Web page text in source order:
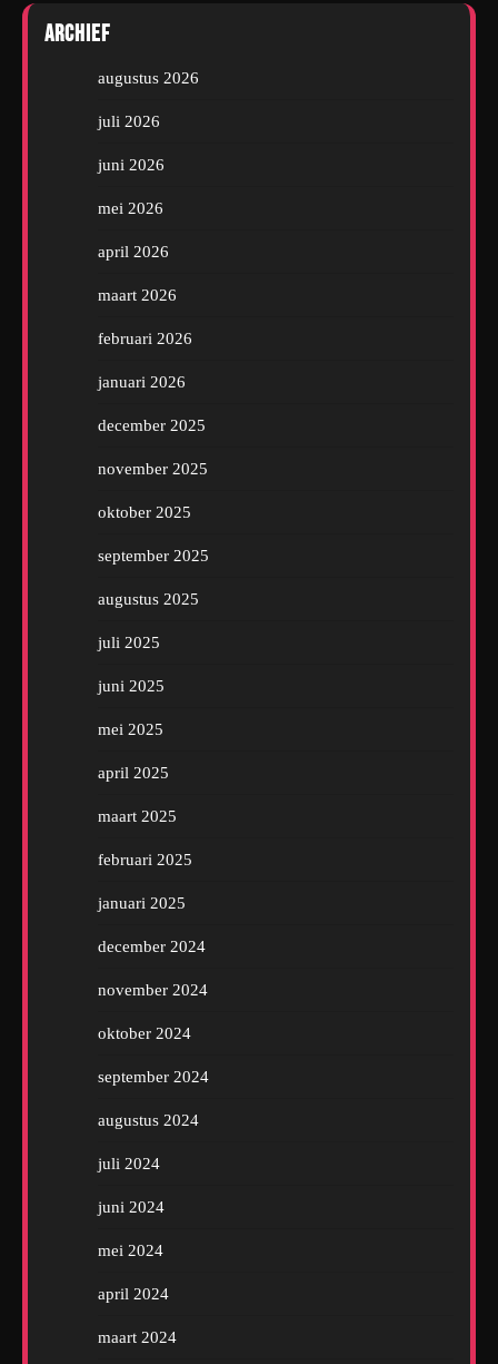
Archief
augustus 2026
juli 2026
juni 2026
mei 2026
april 2026
maart 2026
februari 2026
januari 2026
december 2025
november 2025
oktober 2025
september 2025
augustus 2025
juli 2025
juni 2025
mei 2025
april 2025
maart 2025
februari 2025
januari 2025
december 2024
november 2024
oktober 2024
september 2024
augustus 2024
juli 2024
juni 2024
mei 2024
april 2024
maart 2024